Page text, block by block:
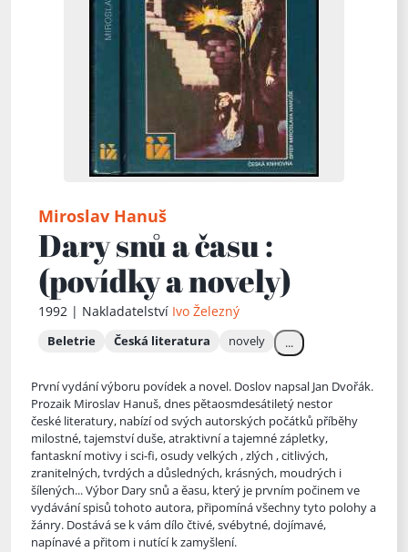
Miroslav Hanuš
Dary snů a času :
(povídky a novely)
1992 | Nakladatelství Ivo Železný
Beletrie Česká literatura novely ...
První vydání výboru povídek a novel. Doslov napsal Jan Dvořák.
Prozaik Miroslav Hanuš, dnes pětaosmdesátiletý nestor
české literatury, nabízí od svých autorských počátků příběhy
milostné, tajemství duše, atraktivní a tajemné zápletky,
fantaskní motivy i sci-fi, osudy velkých , zlých , citlivých,
zranitelných, tvrdých a důsledných, krásných, moudrých i
šílených... Výbor Dary snů a ěasu, který je prvním počinem ve
vydávání spisů tohoto autora, připomíná všechny tyto polohy a
žánry. Dostává se k vám dílo čtivé, svébytné, dojímavé,
napínavé a přitom i nutící k zamyšlení.